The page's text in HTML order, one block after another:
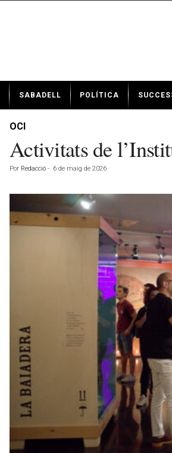
t
SABADELL POLÍTICA
OCI
Activitats de
Por Redacció - 6 de maig de 2026